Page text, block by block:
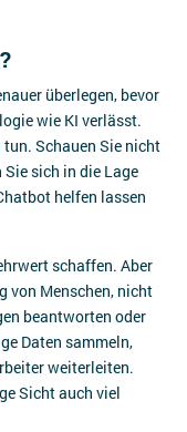
überlegen, bevor
wie KI verlässt.
Schauen Sie nicht
sich in die Lage
helfen lassen
schaffen. Aber
von Menschen, nicht
beantworten oder
Daten sammeln,
weiterleiten.
Sicht auch viel